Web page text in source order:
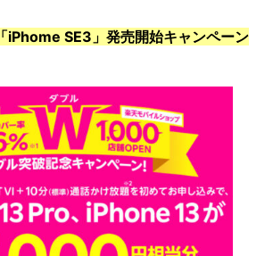
iPhome SE3」発売開始キャンペーン